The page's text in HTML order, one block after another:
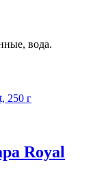
вода.
Royal